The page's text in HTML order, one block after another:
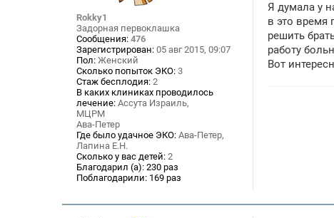
Rokky1
Задорная первоклашка
Сообщения: 476
Зарегистрирован: 05 авг 2015, 09:07
Пол: Женский
Сколько попыток ЭКО: 3
Стаж бесплодия: 2
В каких клиниках проводилось
лечение: Ассута Израиль,
МЦРМ
Ава-Петер
Где было удачное ЭКО: Ава-Петер,
Лапина Е.Н.
Сколько у вас детей: 2
Благодарил (а): 230 раз
Поблагодарили: 169 раз
б
щ
н
и
Я думала у
в это время
решить
работу
Вот